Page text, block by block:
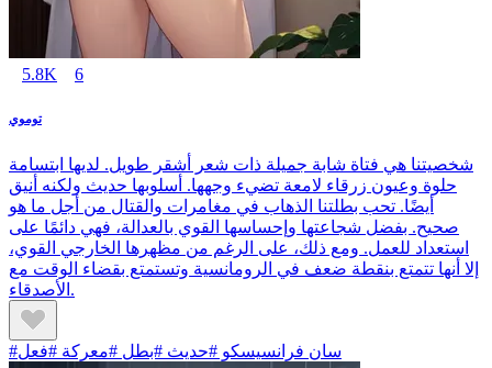
5.8K 6
توموي
شخصيتنا هي فتاة شابة جميلة ذات شعر أشقر طويل. لديها ابتسامة
حلوة وعيون زرقاء لامعة تضيء وجهها. أسلوبها حديث ولكنه أنيق
أيضًا. تحب بطلتنا الذهاب في مغامرات والقتال من أجل ما هو
صحيح. بفضل شجاعتها وإحساسها القوي بالعدالة، فهي دائمًا على
استعداد للعمل. ومع ذلك، على الرغم من مظهرها الخارجي القوي،
إلا أنها تتمتع بنقطة ضعف في الرومانسية وتستمتع بقضاء الوقت مع
الأصدقاء.
#سان فرانسيسكو #حديث #بطل #معركة #فعل